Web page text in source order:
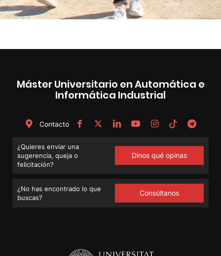
Máster Universitario en Automática e
Informática Industrial
Contacto
¿Quieres enviar una
sugerencia, queja o
felicitación?
Dinos qué opinas
¿No has encontrado lo que
buscas?
Consúltanos